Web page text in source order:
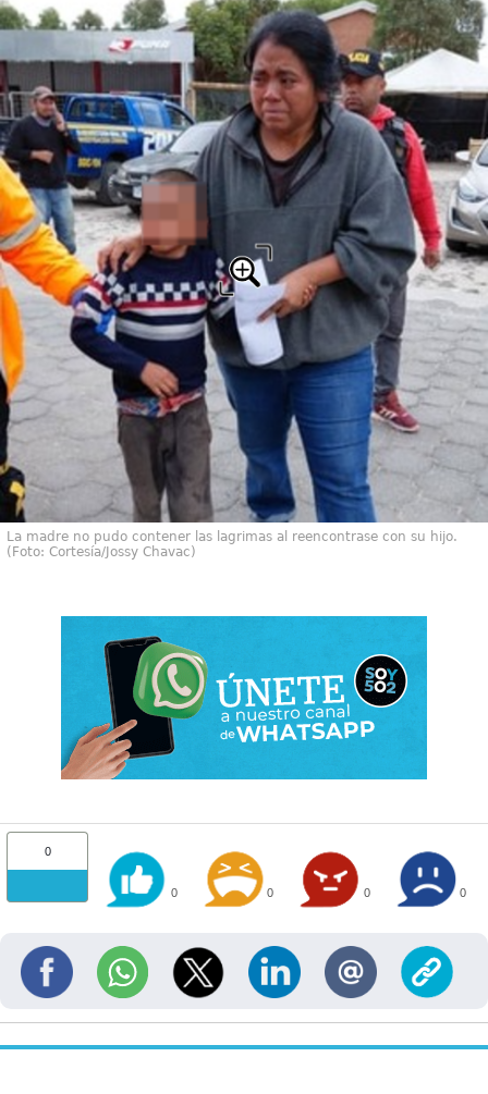
La madre no pudo contener las lagrimas al reencontrase con su hijo.
(Foto: Cortesía/Jossy Chavac)
0
0 0 0 0